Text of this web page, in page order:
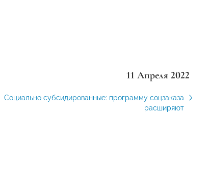
11 Апреля 2022
Социально субсидированные: программу соцзаказа
расширяют